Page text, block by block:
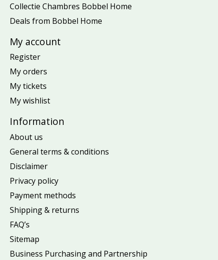
Collectie Chambres Bobbel Home
Deals from Bobbel Home
My account
Register
My orders
My tickets
My wishlist
Information
About us
General terms & conditions
Disclaimer
Privacy policy
Payment methods
Shipping & returns
FAQ’s
Sitemap
Business Purchasing and Partnership